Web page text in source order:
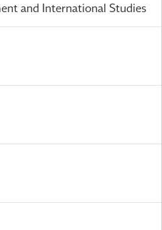
and International Studies